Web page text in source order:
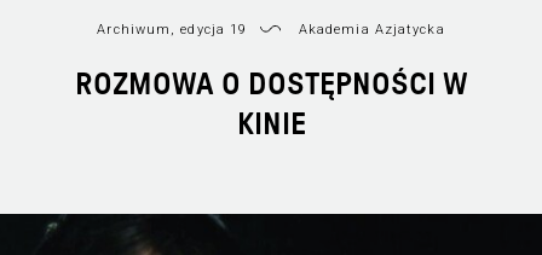
Archiwum, edycja 19 Akademia Azjatycka
ROZMOWA O DOSTĘPNOŚCI W
KINIE